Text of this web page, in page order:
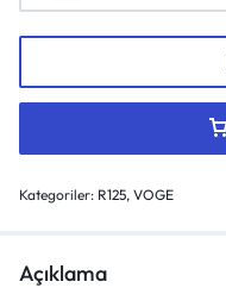
Kategoriler: R125, VOGE
Açıklama